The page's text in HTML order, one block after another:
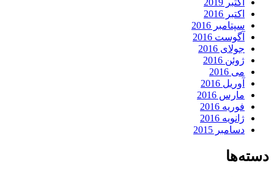
اکتبر 2019
اکتبر 2016
سپتامبر 2016
آگوست 2016
جولای 2016
ژوئن 2016
می 2016
آوریل 2016
مارس 2016
فوریه 2016
ژانویه 2016
دسامبر 2015
دسته‌ها